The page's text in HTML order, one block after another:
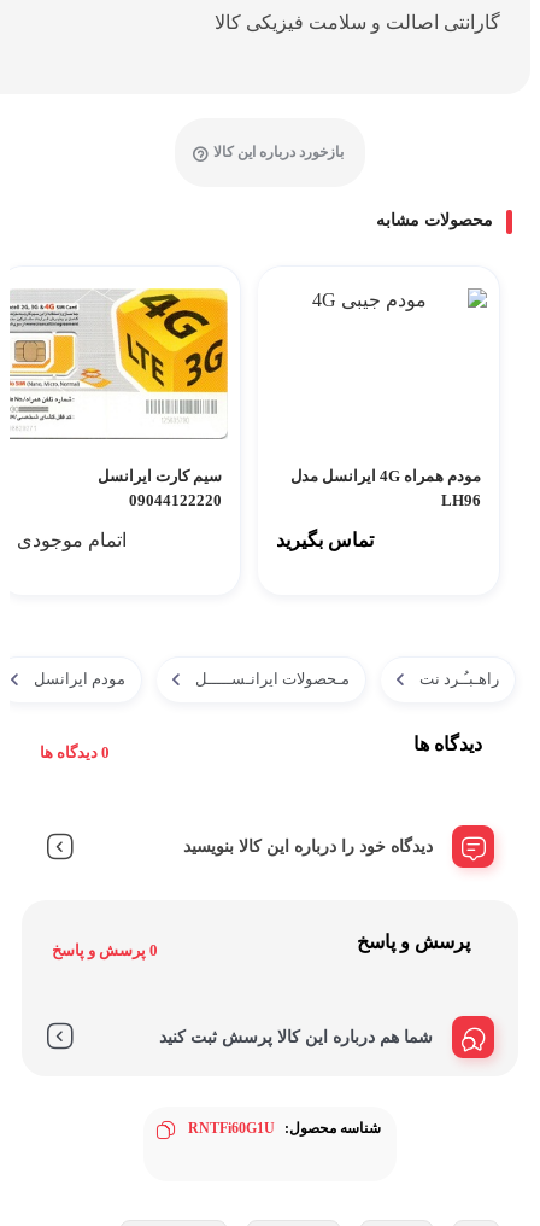
گارانتی اصالت و سلامت فیزیکی کالا
بازخورد درباره این کالا
محصولات مشابه
مودم همراه 4G ایرانسل مدل
LH96
تماس بگیرید
سیم کارت ایرانسل
09044122220
اتمام موجودی
راهـبـُـرد نت مـحصولات ایرانـســـــل مودم ایرانسل
دیدگاه ها 0 دیدگاه ها
دیدگاه خود را درباره این کالا بنویسید
پرسش و پاسخ 0 پرسش و پاسخ
شما هم درباره این کالا پرسش ثبت کنید
شناسه محصول: RNTFi60G1U